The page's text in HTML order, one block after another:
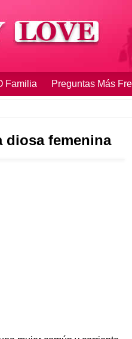
Familia Preguntas Más
diosa femenina